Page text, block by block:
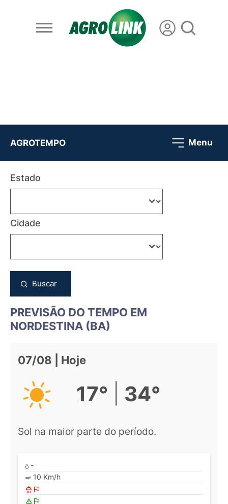
AGROTEMPO Menu
Estado
Cidade
Buscar
PREVISÃO DO TEMPO EM
NORDESTINA (BA)
07/08 | Hoje
17° 34°
Sol na maior parte do período.
-
10 Km/h